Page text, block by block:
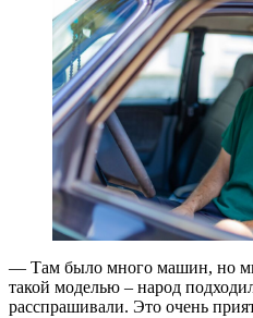
— Там было много машин, но
такой моделью – народ
расспрашивали. Это очень